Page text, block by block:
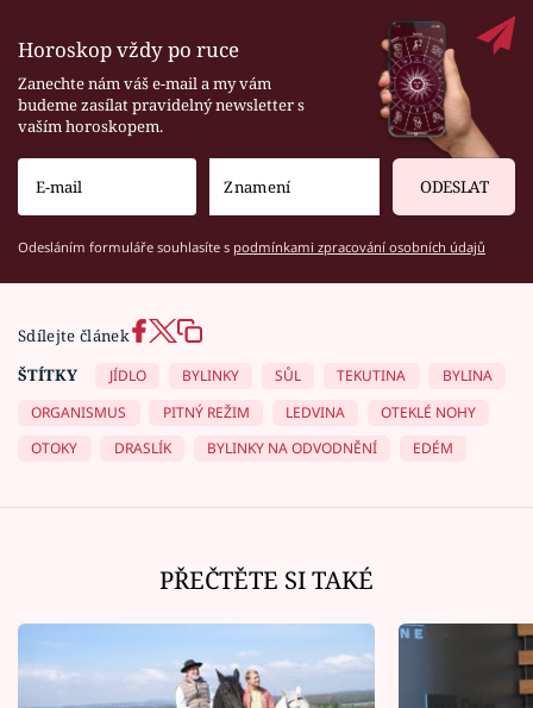
Horoskop vždy po ruce
Zanechte nám váš e-mail a my vám
budeme zasílat pravidelný newsletter s
vaším horoskopem.
ODESLAT
Odesláním formuláře souhlasíte s podmínkami zpracování osobních údajů
Sdílejte článek
ŠTÍTKY
JÍDLO BYLINKY SŮL TEKUTINA
BYLINA
ORGANISMUS
PITNÝ REŽIM LEDVINA
OTEKLÉ NOHY
OTOKY
DRASLÍK BYLINKY NA ODVODNĚNÍ EDÉM
PŘEČTĚTE SI TAKÉ